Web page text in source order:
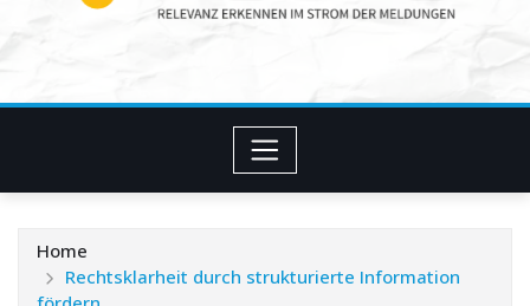
Home
Rechtsklarheit durch strukturierte Information